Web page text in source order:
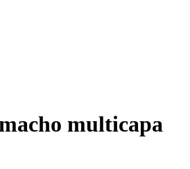
multicapa